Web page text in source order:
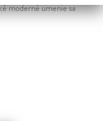
moderné umenie sa